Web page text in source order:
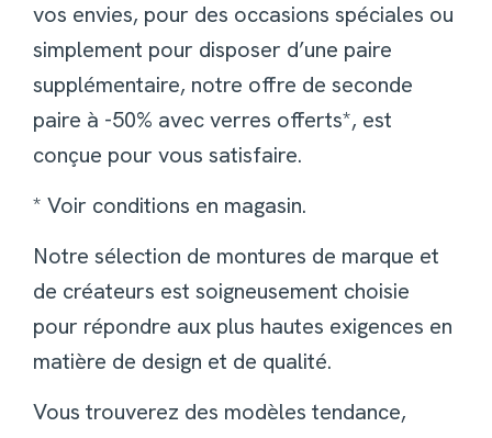
vos envies, pour des occasions spéciales ou
simplement pour disposer d’une paire
supplémentaire, notre offre de seconde
paire à -50% avec verres offerts*, est
conçue pour vous satisfaire.
* Voir conditions en magasin.
Notre sélection de montures de marque et
de créateurs est soigneusement choisie
pour répondre aux plus hautes exigences en
matière de design et de qualité.
Vous trouverez des modèles tendance,